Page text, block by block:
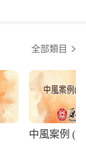
全部類目
中風案例 (